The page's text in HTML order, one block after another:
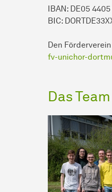
IBAN: DE05
BIC:
Den
fv-unichor-
Das Team